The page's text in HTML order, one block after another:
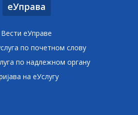
еУправа
Вести еУправе
по почетном слову
по надлежном органу
на еУслугу